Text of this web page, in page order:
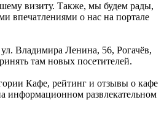
визиту. Также, мы будем рады,
впечатлениями о нас на портале
Владимира Ленина, 56, Рогачёв,
там новых посетителей.
Кафе, рейтинг и отзывы о кафе
информационном развлекательном